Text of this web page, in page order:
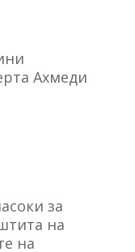
Ахмеди
за
на
на